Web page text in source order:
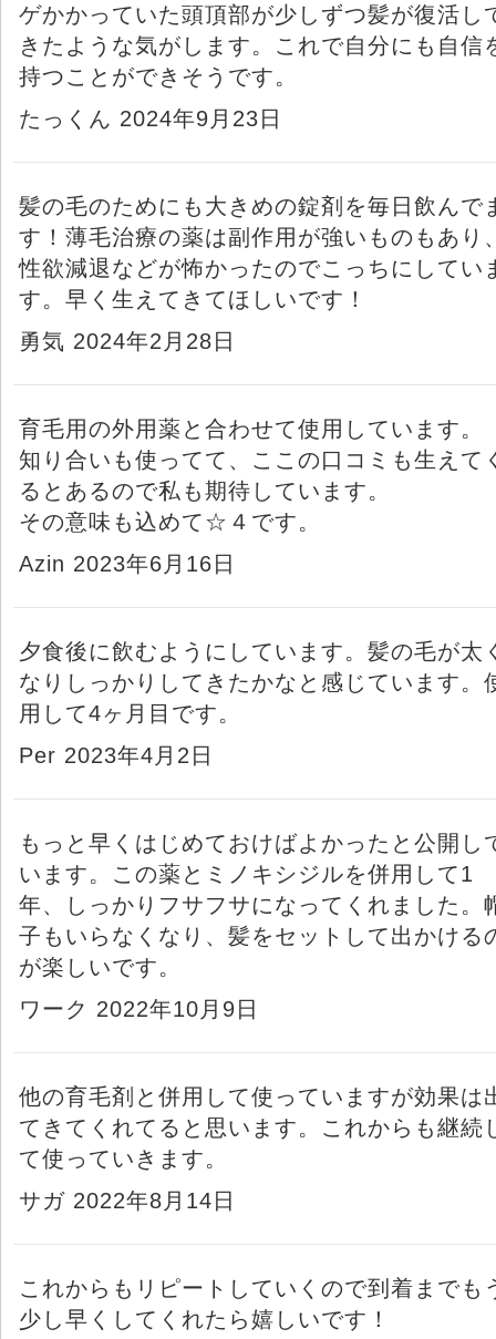
ゲかかっていた頭頂部が少しずつ髪が復活し
きたような気がします。これで自分にも自信
持つことができそうです。
たっくん 2024年9月23日
髪の毛のためにも大きめの錠剤を毎日飲んで
す！薄毛治療の薬は副作用が強いものもあり
性欲減退などが怖かったのでこっちにしてい
す。早く生えてきてほしいです！
勇気 2024年2月28日
育毛用の外用薬と合わせて使用しています。
知り合いも使ってて、ここの口コミも生えて
るとあるので私も期待しています。
その意味も込めて☆４です。
Azin 2023年6月16日
夕食後に飲むようにしています。髪の毛が太
なりしっかりしてきたかなと感じています。
用して4ヶ月目です。
Per 2023年4月2日
もっと早くはじめておけばよかったと公開し
います。この薬とミノキシジルを併用して1
年、しっかりフサフサになってくれました。
子もいらなくなり、髪をセットして出かける
が楽しいです。
ワーク 2022年10月9日
他の育毛剤と併用して使っていますが効果は
てきてくれてると思います。これからも継続
て使っていきます。
サガ 2022年8月14日
これからもリピートしていくので到着までも
少し早くしてくれたら嬉しいです！